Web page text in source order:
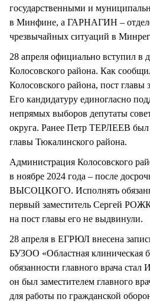
государственными и
в Минфине, а ГАРНАГИН –
чрезвычайных ситуаций в
28 апреля официально вступил в
Колосовского района. Как
Колосовского района, пост главы
Его кандидатуру единогласно
непрямых выборов депутаты
округа. Ранее Петр ТЕРЛЕЕВ был
главы Тюкалинского района.
Администрация Колосовского
в ноябре 2024 года – после
ВЫСОЦКОГО. Исполнять
первый заместитель Сергей
на пост главы его не выдвинули.
28 апреля в ЕГРЮЛ внесена
БУЗОО «Областная клиническая
обязанности главного врача
он был заместителем главного
для работы по гражданской